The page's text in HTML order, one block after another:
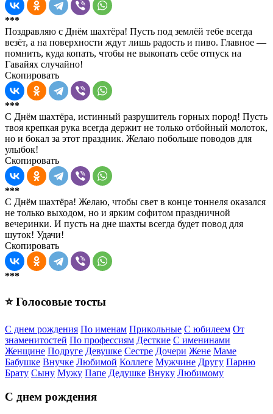
***
Поздравляю с Днём шахтёра! Пусть под землёй тебе всегда
везёт, а на поверхности ждут лишь радость и пиво. Главное —
помнить, куда копать, чтобы не выкопать себе отпуск на
Гавайях случайно!
Скопировать
***
С Днём шахтёра, истинный разрушитель горных пород! Пусть
твоя крепкая рука всегда держит не только отбойный молоток,
но и бокал за этот праздник. Желаю побольше поводов для
улыбок!
Скопировать
***
С Днём шахтёра! Желаю, чтобы свет в конце тоннеля оказался
не только выходом, но и ярким софитом праздничной
вечеринки. И пусть на дне шахты всегда будет повод для
шуток! Удачи!
Скопировать
***
⭐ Голосовые тосты
С днем рождения По именам Прикольные С юбилеем От
знаменитостей По профессиям Десткие С именинами
Женщине Подруге Девушке Сестре Дочери Жене Маме
Бабушке Внучке Любимой Коллеге Мужчине Другу Парню
Брату Сыну Мужу Папе Дедушке Внуку Любимому
С днем рождения